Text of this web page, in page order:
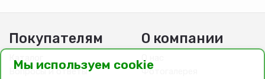
Покупателям
Каталог
Вопросы и ответы
О компании
О нас
Фотогалерея
Мы используем cookie